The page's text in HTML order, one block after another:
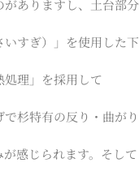
がありますし、土台部
いすぎ）」を使用した下
理」を採用して
で杉特有の反り・曲が
感じられます。そして